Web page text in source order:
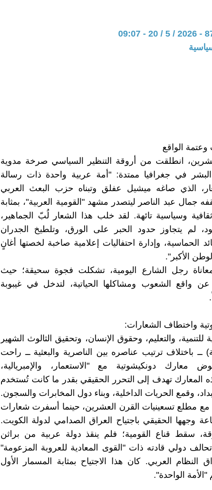
الواقع
انطلقت من أروقة التنظير السياسي صرخة مدوية
البشر في جغرافيا ممتدة: "أمة عربية واحدة ذات رسالة
الذي صاغه ميشيل عفلق وتبناه حزب البعث العربي
جمال عبد الناصر ليتصدر مشهد "القومية العربية"، بمثابة
وسياسية تائهة. لقد خلب هذا الشعار لُبّ الجماهير،
لم يتجاوز حدود الحبر على الورق، وتلطيخ الجدران
الحماسية، وإدارة احتفاليات إعلامية صاخبة لخصتها أغانٍ
الأكبر".
رجل الشارع اليومية، تشكلت فجوة سحيقة؛ حيث
واقع الشعوب ومشاكلها الحياتية، لتدخل في غيبوبة
واختطاف الشعارات:
للتنمية، والتعليم، وحقوق الإنسان، وتحقيق الثالوث الشهير
ــ باختلاف ترتيب عناصره بين الناصرية والبعثية ــ راحت
معارك دونكيشوتية مع "الاستعمار، والإمبريالية،
المعارك تهدف إلى التحرر الحقيقي بقدر ما كانت تُستخدم
وقمع الحريات الداخلية، وبناء دول المخابرات والسجون.
مطلع تسعينيات القرن العشرين، حينما أسفرت شعارات
وجهها الحقيقي باجتياح العراق الصدامي لدولة الكويت.
سقط قناع القومية؛ فلم ينقذ دولة عربية من براثن
دولي قادته ذات "القوى المعادية للعروبة المزعومة"
النظام العربي. كان هذا الاجتياح بمثابة المسمار الأول
الواحدة".